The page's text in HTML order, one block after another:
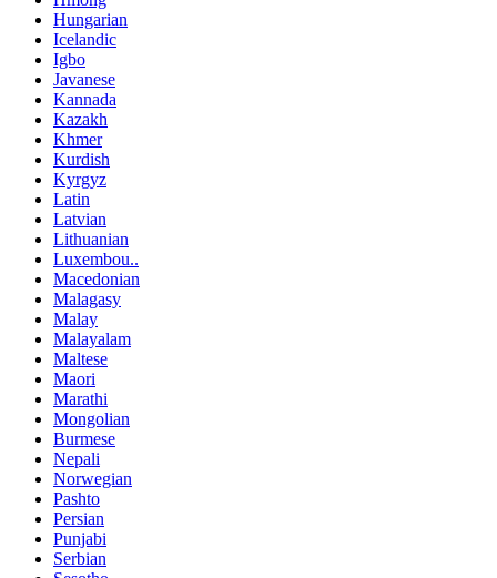
Hungarian
Icelandic
Igbo
Javanese
Kannada
Kazakh
Khmer
Kurdish
Kyrgyz
Latin
Latvian
Lithuanian
Luxembou..
Macedonian
Malagasy
Malay
Malayalam
Maltese
Maori
Marathi
Mongolian
Burmese
Nepali
Norwegian
Pashto
Persian
Punjabi
Serbian